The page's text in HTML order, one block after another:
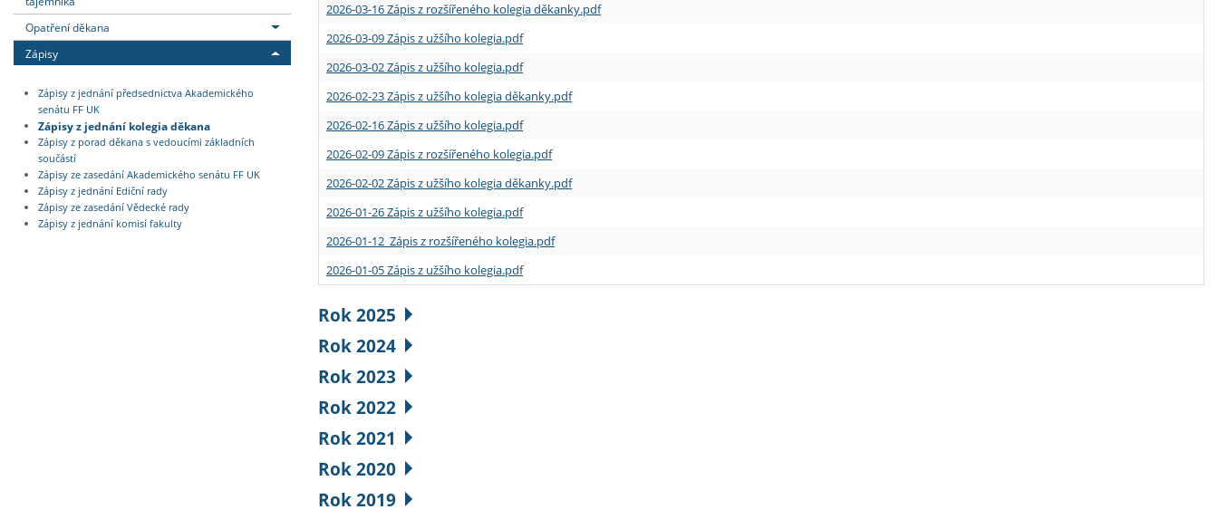
Opatření děkana
Zápisy
Zápisy z jednání předsednictva Akademického
senátu FF UK
Zápisy z jednání kolegia děkana
Zápisy z porad děkana s vedoucími základních
součástí
Zápisy ze zasedání Akademického senátu FF UK
Zápisy z jednání Ediční rady
Zápisy ze zasedání Vědecké rady
Zápisy z jednání komisí fakulty
2026-03-16 Zápis z rozšířeného kolegia děkanky.pdf
2026-03-09 Zápis z užšího kolegia.pdf
2026-03-02 Zápis z užšího kolegia.pdf
2026-02-23 Zápis z užšího kolegia děkanky.pdf
2026-02-16 Zápis z užšího kolegia.pdf
2026-02-09 Zápis z rozšířeného kolegia.pdf
2026-02-02 Zápis z užšího kolegia děkanky.pdf
2026-01-26 Zápis z užšího kolegia.pdf
2026-01-12 Zápis z rozšířeného kolegia.pdf
2026-01-05 Zápis z užšího kolegia.pdf
Rok 2025
Rok 2024
Rok 2023
Rok 2022
Rok 2021
Rok 2020
Rok 2019